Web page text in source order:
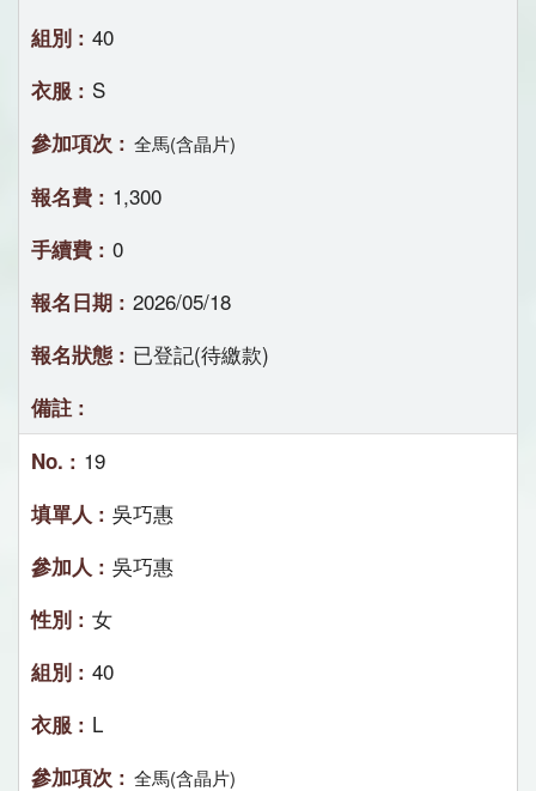
40
S
全馬(含晶片)
1,300
0
2026/05/18
已登記(待繳款)
19
吳巧惠
吳巧惠
女
40
L
全馬(含晶片)